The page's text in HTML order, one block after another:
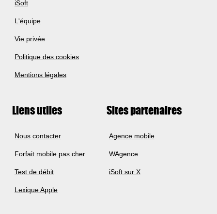
iSoft
L'équipe
Vie privée
Politique des cookies
Mentions légales
Liens utiles
Nous contacter
Forfait mobile pas cher
Test de débit
Lexique Apple
Sites partenaires
Agence mobile
WAgence
iSoft sur X